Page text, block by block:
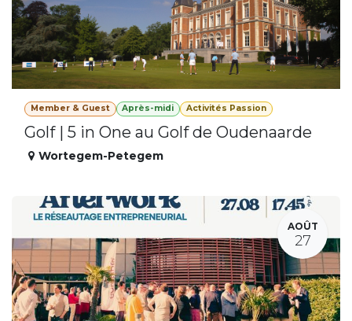
Member & Guest Après-midi Activités Passion
Golf | 5 in One au Golf de Oudenaarde
Wortegem-Petegem
AOÛT
27